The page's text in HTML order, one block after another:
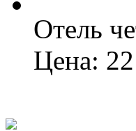
Отель
Цена: